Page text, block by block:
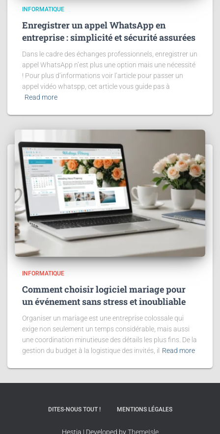
INFORMATIQUE
Enregistrer un appel WhatsApp en
entreprise : simplicité et sécurité assurées
Dans le cadre des échanges professionnels, enregistrer un
appel WhatsApp n’est plus une option mais une nécessité
! Pour plus d’informations voir l’article pour passer un
appel vidéo whatspp, cet article vous guide pas à
Read more
INFORMATIQUE
Comment choisir logiciel mariage pour
un événement sans stress et inoubliable
Organiser un mariage est une entreprise colossale qui
exige non seulement un temps considérable, mais aussi
une coordination minutieuse des détails les plus fins. De la
gestion du budget à la logistique des invités, il
Read more
DITES-NOUS TOUT ! MENTIONS LÉGALES
Hestia | Developed byThemeIsle